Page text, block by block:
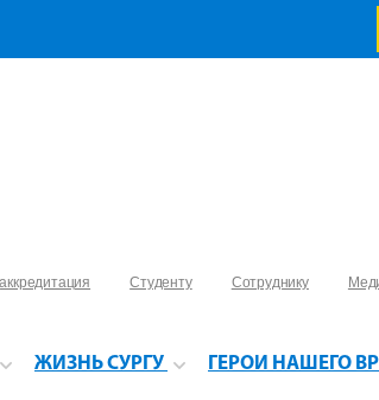
Студенту Сотруднику
ЖИЗНЬ СУРГУ
ГЕРОИ НАШЕГО